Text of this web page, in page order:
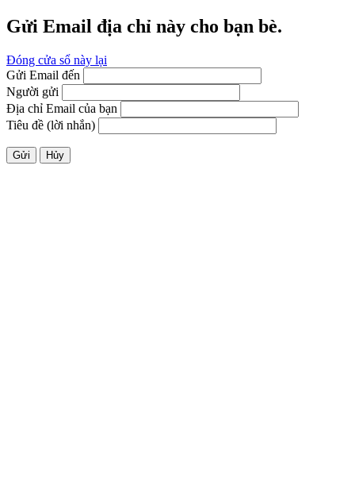
Gửi Email địa chỉ này cho bạn bè.
Đóng cửa sổ này lại
Gửi Email đến
Người gửi
Địa chỉ Email của bạn
Tiêu đề (lời nhắn)
Gửi Hủy